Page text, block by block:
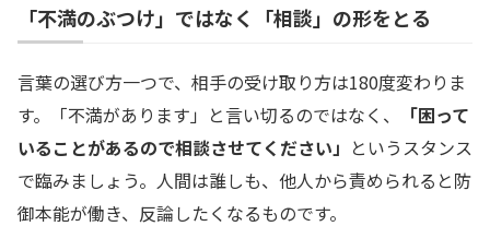
「不満のぶつけ」ではなく「相談」の形をとる
言葉の選び方一つで、相手の受け取り方は180度変わりま
す。「不満があります」と言い切るのではなく、
「困って
いることがあるので相談させてください」 というスタンス
で臨みましょう。人間は誰しも、他人から責められると防
御本能が働き、反論したくなるものです。